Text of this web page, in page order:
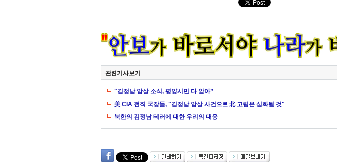
관련기사보기
"김정남 암살 소식, 평양시민 다 알아”
美 CIA 전직 국장들, "김정남 암살 사건으로 北 고립은 심화될 것"
북한의 김정남 테러에 대한 우리의 대응